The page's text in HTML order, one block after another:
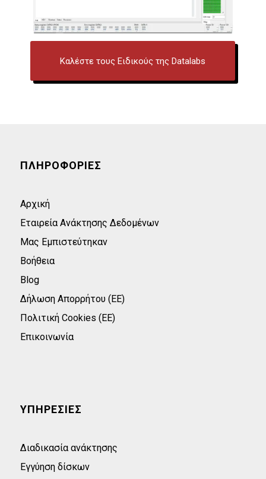
Καλέστε τους Ειδικούς της Datalabs
ΠΛΗΡΟΦΟΡΙΕΣ
Αρχική
Εταιρεία Ανάκτησης Δεδομένων
Μας Εμπιστεύτηκαν
Βοήθεια
Blog
Δήλωση Απορρήτου (ΕΕ)
Πολιτική Cookies (ΕΕ)
Επικοινωνία
ΥΠΗΡΕΣΙΕΣ
Διαδικασία ανάκτησης
Εγγύηση δίσκων